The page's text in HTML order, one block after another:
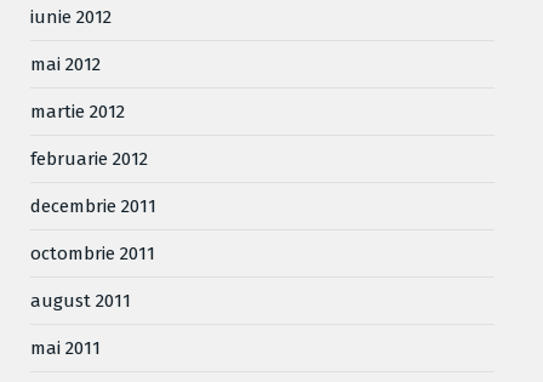
iunie 2012
mai 2012
martie 2012
februarie 2012
decembrie 2011
octombrie 2011
august 2011
mai 2011